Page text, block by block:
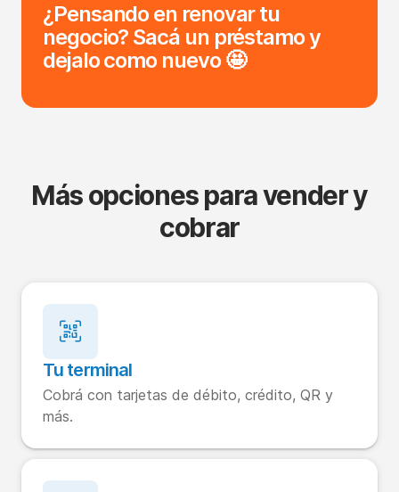
¿Pensando en renovar tu
negocio? Sacá un préstamo y
dejalo como nuevo 🤩
Más opciones para vender y
cobrar
Tu terminal
Cobrá con tarjetas de débito, crédito, QR y
más.